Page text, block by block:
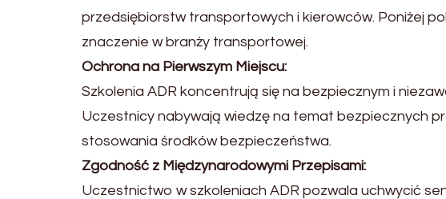
przedsiębiorstw transportowych i kierowców. Poniżej
znaczenie w branży transportowej.
Ochrona na Pierwszym Miejscu:
Szkolenia ADR koncentrują się na bezpiecznym i
Uczestnicy nabywają wiedzę na temat bezpiecznych
stosowania środków bezpieczeństwa.
Zgodność z Międzynarodowymi Przepisami:
Uczestnictwo w szkoleniach ADR pozwala uchwycić